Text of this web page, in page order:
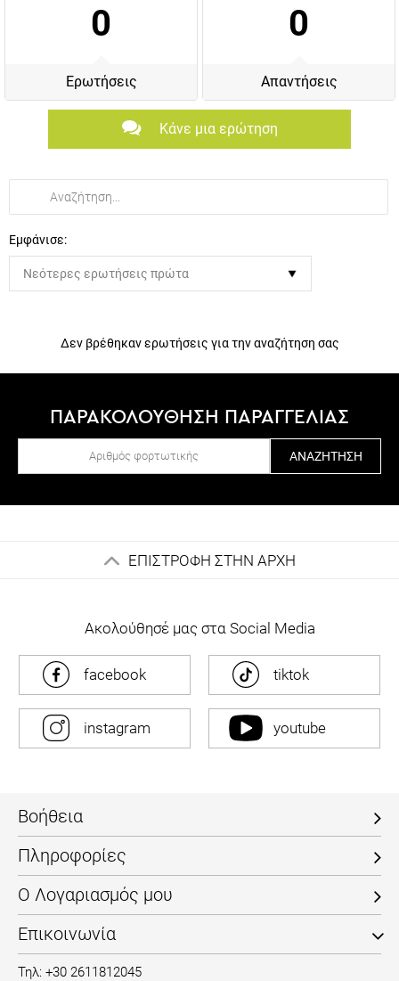
0
Ερωτήσεις
0
Απαντήσεις
Κάνε μια ερώτηση
Εμφάνισε:
Δεν βρέθηκαν ερωτήσεις για την αναζήτηση σας
ΠΑΡΑΚΟΛΟΥΘΗΣΗ ΠΑΡΑΓΓΕΛΙΑΣ
ΑΝΑΖΉΤΗΣΗ
ΕΠΙΣΤΡΟΦΗ ΣΤΗΝ ΑΡΧΗ
Ακολούθησέ μας στα Social Media
facebook tiktok
instagram youtube
Βοήθεια
Πληροφορίες
Ο Λογαριασμός μου
Επικοινωνία
Τηλ: +30 2611812045